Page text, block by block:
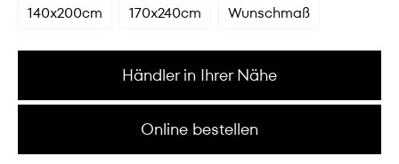
140x200cm
170x240cm Wunschmaß
Händler in Ihrer Nähe
Online bestellen